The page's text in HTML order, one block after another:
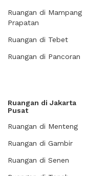
Ruangan di Mampang
Prapatan
Ruangan di Tebet
Ruangan di Pancoran
Ruangan di Jakarta
Pusat
Ruangan di Menteng
Ruangan di Gambir
Ruangan di Senen